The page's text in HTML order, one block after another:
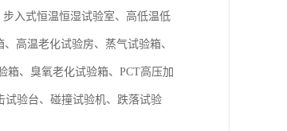
入式恒温恒湿试验室、高低温低
高温老化试验房、蒸气试验箱、
、臭氧老化试验箱、PCT高压加
试验台、碰撞试验机、跌落试验